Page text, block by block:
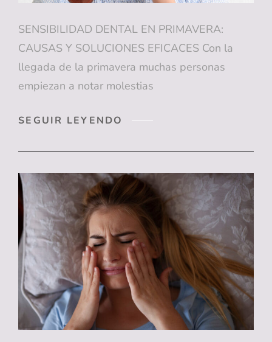
SENSIBILIDAD DENTAL EN PRIMAVERA:
CAUSAS Y SOLUCIONES EFICACES Con la
llegada de la primavera muchas personas
empiezan a notar molestias
SEGUIR LEYENDO
SENSIBILIDAD
CAUSAS
Y
SOLUCIONES
EFICACES